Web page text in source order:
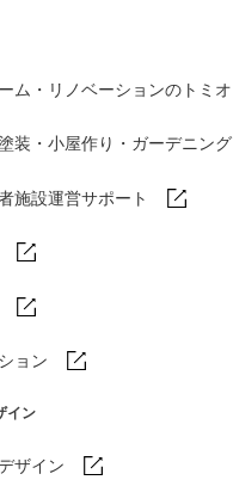
ム・リノベーションのトミオ
装・小屋作り・ ガーデニング
施設運営サポート
ョン
イン
ザイン